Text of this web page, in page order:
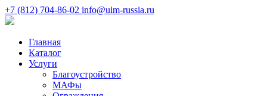
+7 (812) 704-86-02 info@uim-russia.ru
Главная
Каталог
Услуги
Благоустройство
МАФы